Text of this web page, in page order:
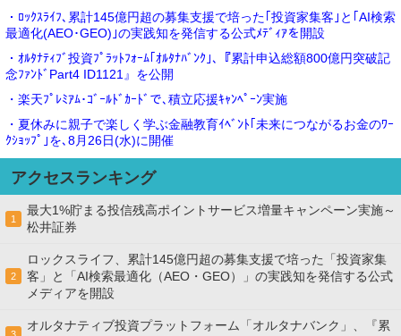
・ﾛｯｸｽﾗｲﾌ､累計145億円超の募集支援で培った｢投資家集客｣と｢AI検索
最適化(AEO･GEO)｣の実践知を発信する公式ﾒﾃﾞｨｱを開設
・ｵﾙﾀﾅﾃｨﾌﾞ投資ﾌﾟﾗｯﾄﾌｫｰﾑ｢ｵﾙﾀﾅﾊﾞﾝｸ｣､『累計申込総額800億円突破記
念ﾌｧﾝﾄﾞPart4 ID1121』を公開
・楽天ﾌﾟﾚﾐｱﾑ･ｺﾞｰﾙﾄﾞｶｰﾄﾞで､積立応援ｷｬﾝﾍﾟｰﾝ実施
・夏休みに親子で楽しく学ぶ金融教育ｲﾍﾞﾝﾄ｢未来につながるお金のﾜｰ
ｸｼｮｯﾌﾟ｣を､8月26日(水)に開催
アクセスランキング
1
最大1%貯まる投信残高ポイントサービス増量キャンペーン実施～
松井証券
2
ロックスライフ、累計145億円超の募集支援で培った「投資家集
客」と「AI検索最適化（AEO・GEO）」の実践知を発信する公式
メディアを開設
3
オルタナティブ投資プラットフォーム「オルタナバンク」、『累